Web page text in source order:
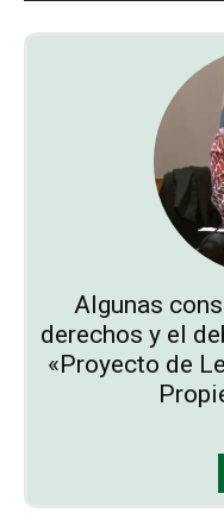
Algunas
derechos y el
«Proyecto de